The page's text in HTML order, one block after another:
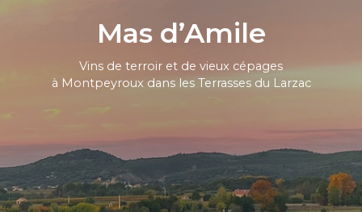
Mas d’Amile
Vins de terroir et de vieux cépages
à Montpeyroux dans les Terrasses du Larzac